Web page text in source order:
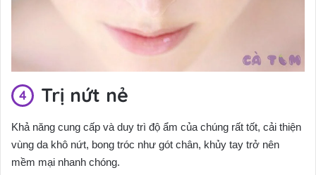
Trị nứt nẻ
Khả năng cung cấp và duy trì độ ẩm của chúng rất tốt, cải thiện
vùng da khô nứt, bong tróc như gót chân, khủy tay trở nên
mềm mại nhanh chóng.